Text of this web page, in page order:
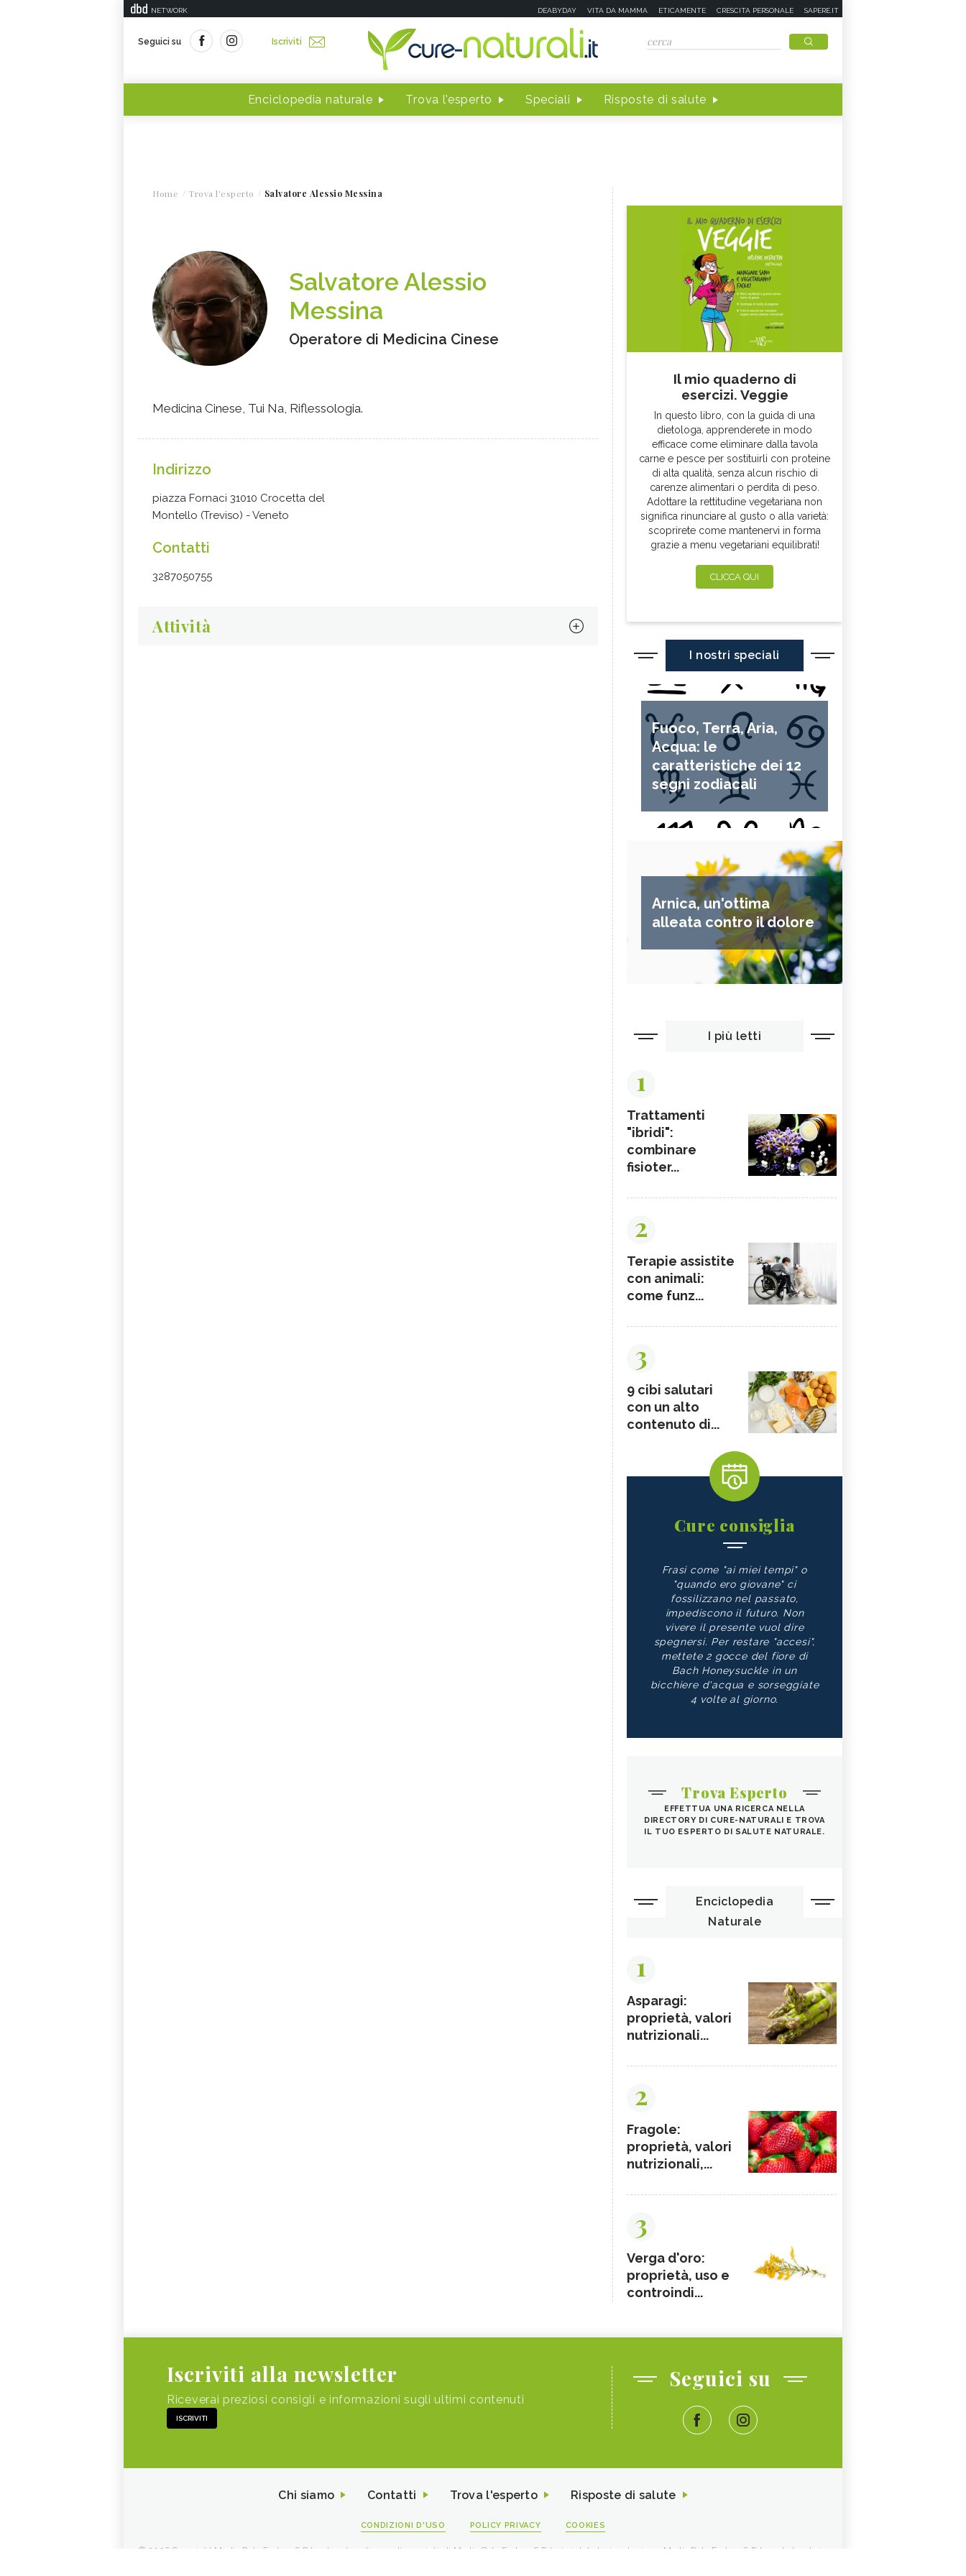
NETWORK DEABYDAY VITA DA MAMMA ETICAMENTE CRESCITA PERSONALE SAPERE.IT
Seguici su Iscriviti
Enciclopedia naturale Trova l'esperto Speciali Risposte di salute
Home Trova l'esperto Salvatore Alessio Messina
Salvatore Alessio
Messina
Operatore di Medicina Cinese
Medicina Cinese, Tui Na, Riflessologia.
Indirizzo
piazza Fornaci 31010 Crocetta del
Montello (Treviso) - Veneto
Contatti
3287050755
Attività
Il mio quaderno di
esercizi. Veggie
In questo libro, con la guida di una
dietologa, apprenderete in modo
efficace come eliminare dalla tavola
carne e pesce per sostituirli con proteine
di alta qualità, senza alcun rischio di
carenze alimentari o perdita di peso.
Adottare la rettitudine vegetariana non
significa rinunciare al gusto o alla varietà:
scoprirete come mantenervi in forma
grazie a menu vegetariani equilibrati!
CLICCA QUI
I nostri speciali
Fuoco, Terra, Aria,
Acqua: le
caratteristiche dei 12
segni zodiacali
Arnica, un'ottima
alleata contro il dolore
I più letti
1
Trattamenti
"ibridi":
combinare
fisioter...
2
Terapie assistite
con animali:
come funz...
3
9 cibi salutari
con un alto
contenuto di...
Cure consiglia
Frasi come "ai miei tempi" o
"quando ero giovane" ci
fossilizzano nel passato,
impediscono il futuro. Non
vivere il presente vuol dire
spegnersi. Per restare "accesi",
mettete 2 gocce del fiore di
Bach Honeysuckle in un
bicchiere d'acqua e sorseggiate
4 volte al giorno.
Trova Esperto
EFFETTUA UNA RICERCA NELLA
DIRECTORY DI CURE-NATURALI E TROVA
IL TUO ESPERTO DI SALUTE NATURALE.
Enciclopedia
Naturale
1
Asparagi:
proprietà, valori
nutrizionali...
2
Fragole:
proprietà, valori
nutrizionali,...
3
Verga d'oro:
proprietà, uso e
controindi...
Iscriviti alla newsletter
Riceverai preziosi consigli e informazioni sugli ultimi contenuti
ISCRIVITI
Seguici su
Chi siamo Contatti Trova l'esperto Risposte di salute
CONDIZIONI D'USO POLICY PRIVACY COOKIES
© 2026 Copyright Media Data Factory S.R.L. - I contenuti sono di proprietà di Media Data Factory S.R.L, è vietata la riproduzione. Media Data Factory S.R.L. sede legale in